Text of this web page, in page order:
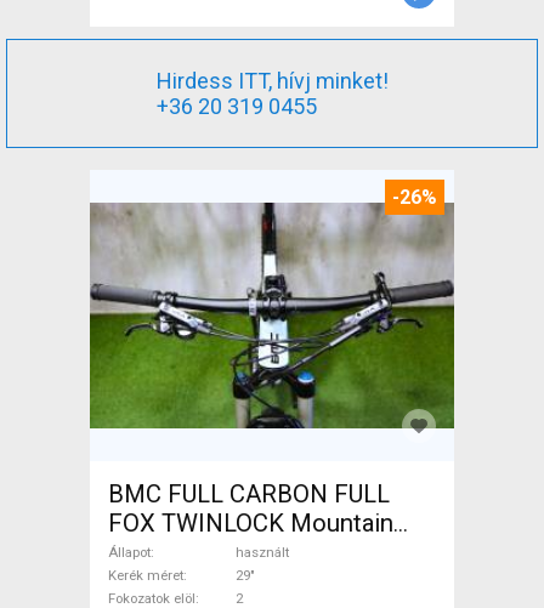
Hirdess ITT, hívj minket!
+36 20 319 0455
-26%
BMC FULL CARBON FULL
FOX TWINLOCK Mountain
Bike 29" össztelós / fully
használt ELADÓ
Állapot
használt
Kerék méret
29"
Fokozatok elöl
2